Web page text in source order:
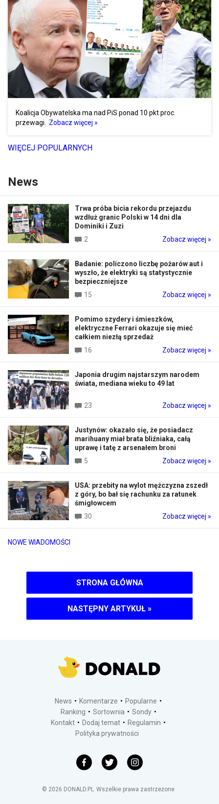
Koalicja Obywatelska ma nad PiS ponad 10 pkt proc.
przewagi. Zobacz więcej »
WIĘCEJ POPULARNYCH
News
NOWE WIADOMOŚCI
Trwa próba bicia rekordu przejazdu
wzdłuż granic Polski w 14 dni dla
Dominiki i Zuzi
2
Zobacz więcej »
Badanie: policzono liczbę pożarów aut i
wyszło, że elektryki są statystycznie
bezpieczniejsze
15
Zobacz więcej »
Pomimo szydery i śmieszków,
elektryczne Ferrari okazuje się mieć
całkiem niezłą sprzedaż
16
Zobacz więcej »
Japonia drugim najstarszym narodem
świata, mediana wieku to 49 lat
23 Zobacz więcej »
Justynów: okazało się, że posiadacz
marihuany miał brata bliźniaka, całą
uprawę i tatę z arsenałem broni
5
Zobacz więcej »
USA: przebity na wylot mężczyzna zszedł
z góry, bo bał się rachunku za ratunek
śmigłowcem
30
Zobacz więcej »
STRONA GŁÓWNA
NASTĘPNY ARTYKUŁ »
News Komentarze
Popularne
Ranking
Sortownia
Sondy
Kontakt
Dodaj temat
Regulamin
Polityka prywatności
© 2026 DONALD.PL Wszelkie prawa zastrzeżone